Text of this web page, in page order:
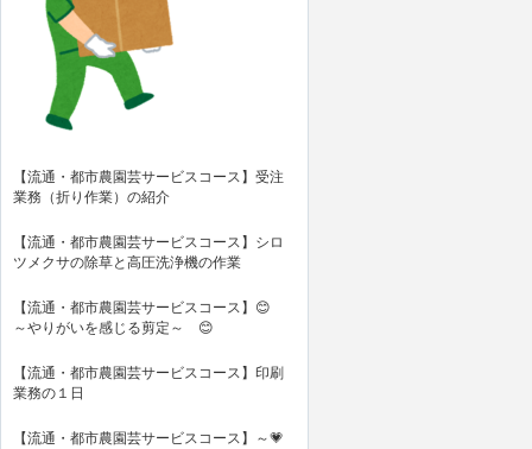
【流通・都市農園芸サービスコース】受注
業務（折り作業）の紹介
【流通・都市農園芸サービスコース】シロ
ツメクサの除草と高圧洗浄機の作業
【流通・都市農園芸サービスコース】😊
～やりがいを感じる剪定～ 😊
【流通・都市農園芸サービスコース】印刷
業務の１日
【流通・都市農園芸サービスコース】～💗